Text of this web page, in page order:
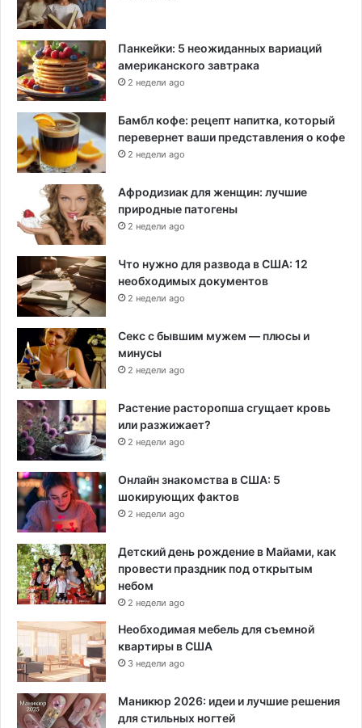
Панкейки: 5 неожиданных вариаций
американского завтрака
2 недели ago
Бамбл кофе: рецепт напитка, который
перевернет ваши представления о кофе
2 недели ago
Афродизиак для женщин: лучшие
природные патогены
2 недели ago
Что нужно для развода в США: 12
необходимых документов
2 недели ago
Секс с бывшим мужем — плюсы и
минусы
2 недели ago
Растение расторопша сгущает кровь
или разжижает?
2 недели ago
Онлайн знакомства в США: 5
шокирующих фактов
2 недели ago
Детский день рождение в Майами, как
провести праздник под открытым
небом
2 недели ago
Необходимая мебель для съемной
квартиры в США
3 недели ago
Маникюр 2026: идеи и лучшие решения
для стильных ногтей